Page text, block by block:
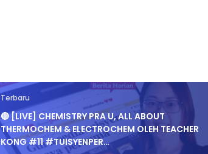
Terbaru
🔴 [LIVE] CHEMISTRY PRA U, ALL ABOUT
THERMOCHEM & ELECTROCHEM OLEH TEACHER
KONG #11 #TUISYENPER…